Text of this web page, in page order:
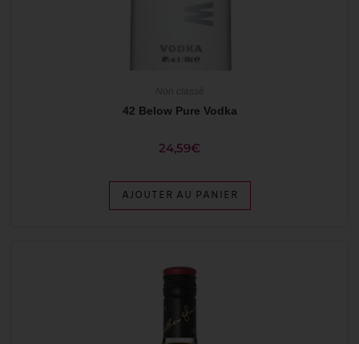
42 Below Pure Vodka
24,59€
AJOUTER AU PANIER